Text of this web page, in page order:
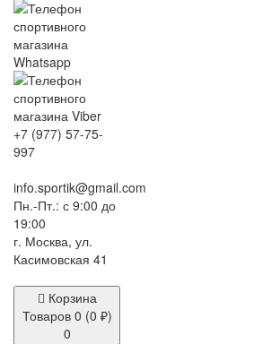
+7 (977) 57-75-
997
info.sportik@gmail.com
Пн.-Пт.: с 9:00 до
19:00
г. Москва, ул.
Касимовская 41
Корзина
Товаров 0 (0 ₽)
0